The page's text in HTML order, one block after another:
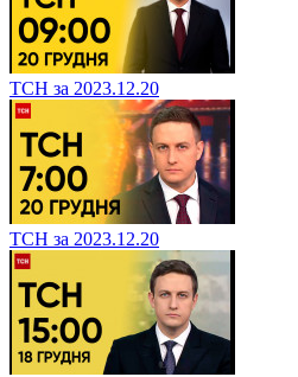
ТСН за 2023.12.20
ТСН за 2023.12.20